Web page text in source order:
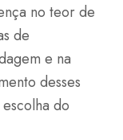
no teor de
de
e na
desses
do